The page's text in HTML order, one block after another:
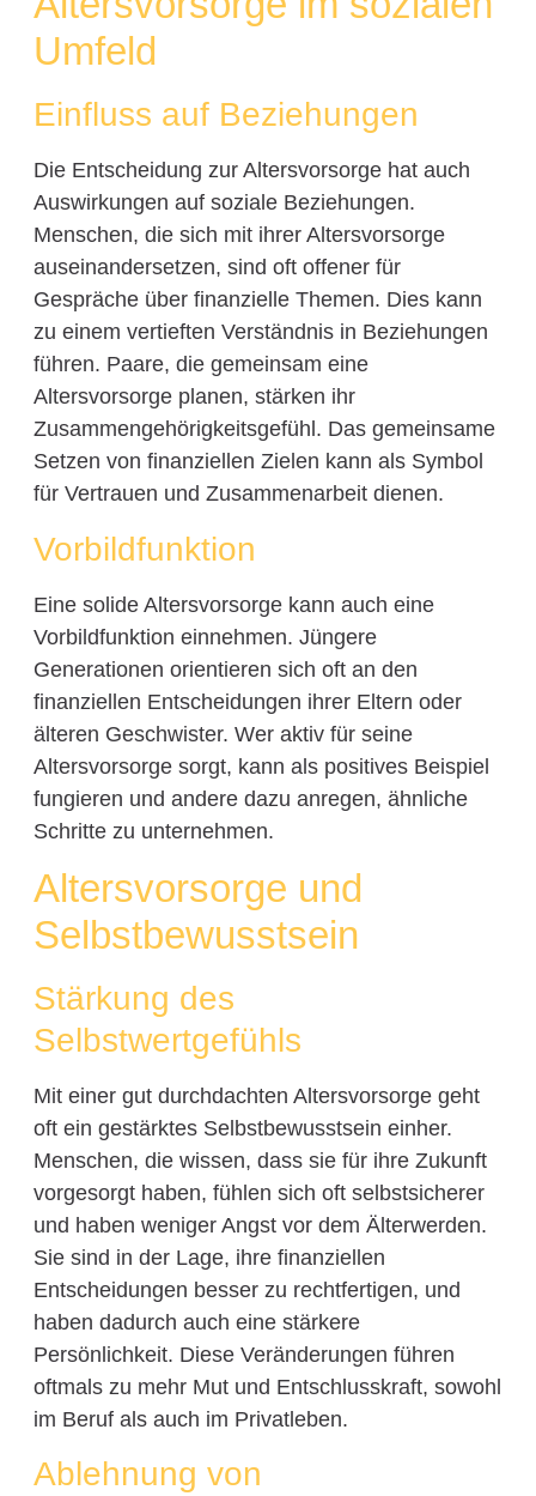
Umfeld
Einfluss auf Beziehungen
Die Entscheidung zur Altersvorsorge hat auch
Auswirkungen auf soziale Beziehungen.
Menschen, die sich mit ihrer Altersvorsorge
auseinandersetzen, sind oft offener für
Gespräche über finanzielle Themen. Dies kann
zu einem vertieften Verständnis in Beziehungen
führen. Paare, die gemeinsam eine
Altersvorsorge planen, stärken ihr
Zusammengehörigkeitsgefühl. Das gemeinsame
Setzen von finanziellen Zielen kann als Symbol
für Vertrauen und Zusammenarbeit dienen.
Vorbildfunktion
Eine solide Altersvorsorge kann auch eine
Vorbildfunktion einnehmen. Jüngere
Generationen orientieren sich oft an den
finanziellen Entscheidungen ihrer Eltern oder
älteren Geschwister. Wer aktiv für seine
Altersvorsorge sorgt, kann als positives Beispiel
fungieren und andere dazu anregen, ähnliche
Schritte zu unternehmen.
Altersvorsorge und
Selbstbewusstsein
Stärkung des
Selbstwertgefühls
Mit einer gut durchdachten Altersvorsorge geht
oft ein gestärktes Selbstbewusstsein einher.
Menschen, die wissen, dass sie für ihre Zukunft
vorgesorgt haben, fühlen sich oft selbstsicherer
und haben weniger Angst vor dem Älterwerden.
Sie sind in der Lage, ihre finanziellen
Entscheidungen besser zu rechtfertigen, und
haben dadurch auch eine stärkere
Persönlichkeit. Diese Veränderungen führen
oftmals zu mehr Mut und Entschlusskraft, sowohl
im Beruf als auch im Privatleben.
Ablehnung von